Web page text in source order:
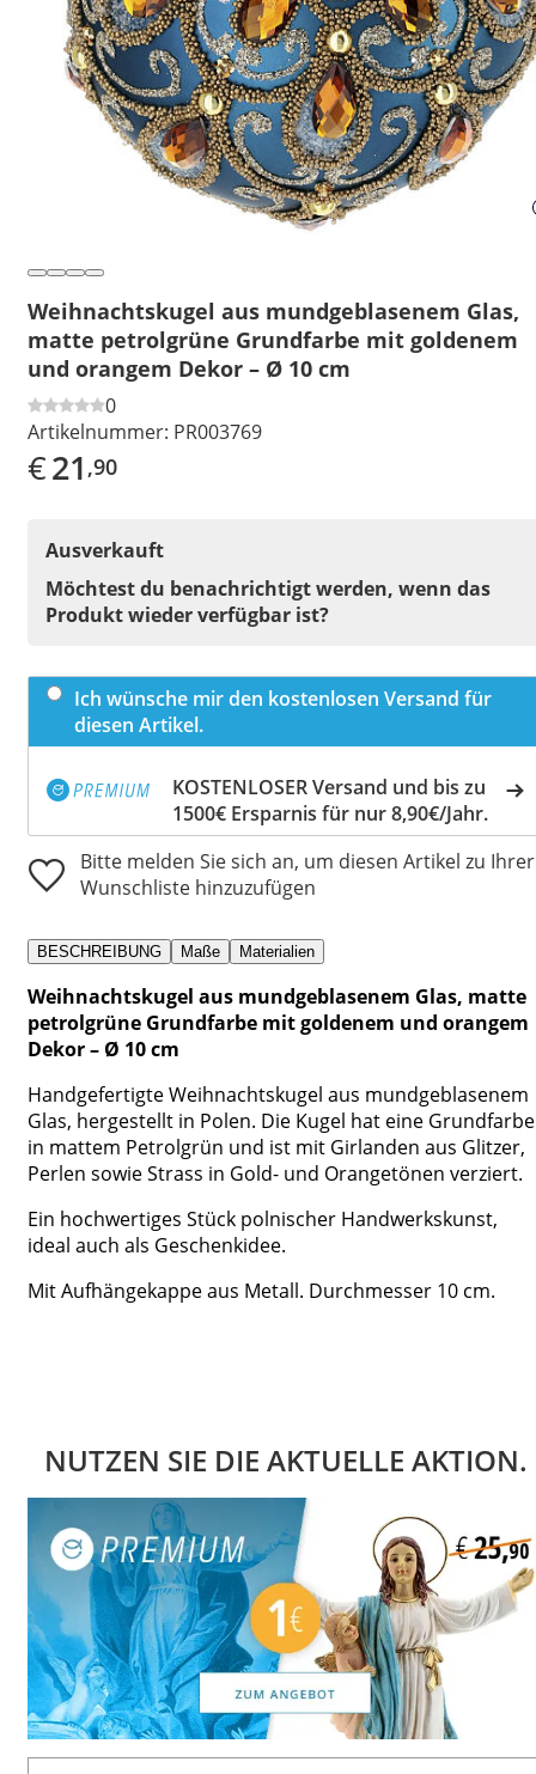
Weihnachtskugel aus mundgeblasenem Glas,
matte petrolgrüne Grundfarbe mit goldenem
und orangem Dekor – Ø 10 cm
0
Artikelnummer: PR003769
€21 ,90
Ausverkauft
Möchtest du benachrichtigt werden, wenn das
Produkt wieder verfügbar ist?
Ich wünsche mir den kostenlosen Versand für
diesen Artikel.
KOSTENLOSER Versand und bis zu
1500€ Ersparnis für nur 8,90€/Jahr.
Bitte melden Sie sich an, um diesen Artikel zu Ihrer
Wunschliste hinzuzufügen
BESCHREIBUNG Maße Materialien
Weihnachtskugel aus mundgeblasenem Glas, matte
petrolgrüne Grundfarbe mit goldenem und orangem
Dekor – Ø 10 cm
Handgefertigte Weihnachtskugel aus mundgeblasenem
Glas, hergestellt in Polen. Die Kugel hat eine Grundfarbe
in mattem Petrolgrün und ist mit Girlanden aus Glitzer,
Perlen sowie Strass in Gold- und Orangetönen verziert.
Ein hochwertiges Stück polnischer Handwerkskunst,
ideal auch als Geschenkidee.
Mit Aufhängekappe aus Metall. Durchmesser 10 cm.
NUTZEN SIE DIE AKTUELLE AKTION.